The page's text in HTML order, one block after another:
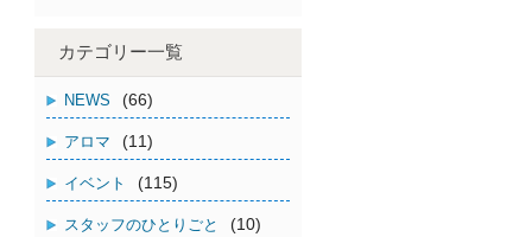
カテゴリー一覧
NEWS (66)
アロマ (11)
イベント (115)
スタッフのひとりごと (10)